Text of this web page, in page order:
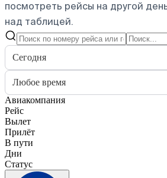
посмотреть рейсы на другой
над таблицей.
Сегодня
Любое время
Авиакомпания
Рейс
Вылет
Прилёт
В пути
Дни
Статус